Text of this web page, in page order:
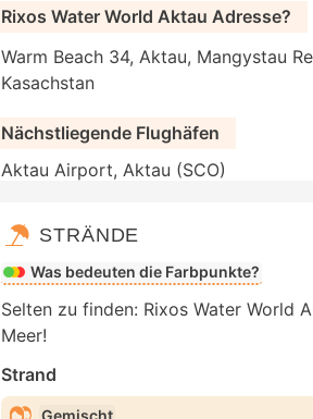
Rixos Water World Aktau Adresse?
Warm Beach 34, Aktau, Mangystau
Kasachstan
Nächstliegende Flughäfen
Aktau Airport, Aktau (SCO)
STRÄNDE
Was bedeuten die Farbpunkte?
Selten zu finden: Rixos Water World
Meer!
Strand
Gemischt